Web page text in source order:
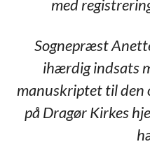
med
Sognepræst
ihærdig indsats
manuskriptet til den
på Dragør Kirkes